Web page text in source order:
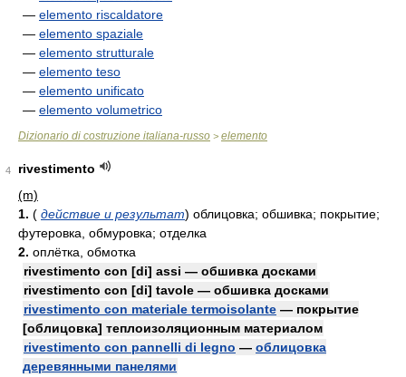
— elemento riscaldatore
— elemento spaziale
— elemento strutturale
— elemento teso
— elemento unificato
— elemento volumetrico
Dizionario di costruzione italiana-russo > elemento
4
rivestimento
(m)
1. ( действие и результат) облицовка; обшивка; покрытие;
футеровка, обмуровка; отделка
2. оплётка, обмотка
rivestimento con [di] assi — обшивка досками
rivestimento con [di] tavole — обшивка досками
rivestimento con materiale termoisolante — покрытие
[облицовка] теплоизоляционным материалом
rivestimento con pannelli di legno — облицовка
деревянными панелями